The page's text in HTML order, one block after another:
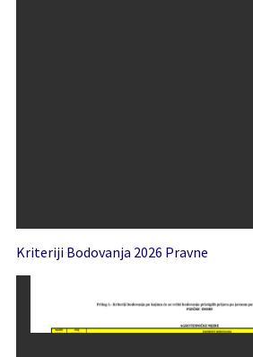
Kriteriji Bodovanja 2026 Pravne